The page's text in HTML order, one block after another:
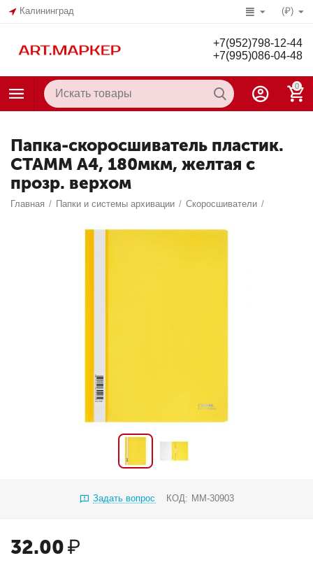
Калининград (₽)
+7(952)798-12-44
+7(995)086-04-48
0
Папка-скоросшиватель пластик.
СТАММ А4, 180мкм, желтая с
прозр. верхом
Главная / Папки и системы архивации / Скоросшиватели /
Задать вопрос КОД: ММ-30903
32.00₽